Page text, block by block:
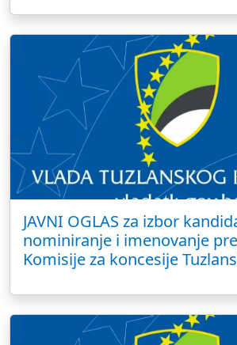
JAVNI OGLAS za izbor
nominiranje i imenovanje
Komisije za koncesije